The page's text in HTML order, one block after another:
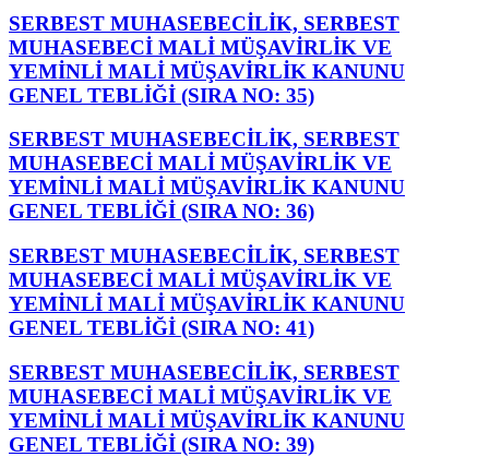
SERBEST MUHASEBECİLİK, SERBEST
MUHASEBECİ MALİ MÜŞAVİRLİK VE
YEMİNLİ MALİ MÜŞAVİRLİK KANUNU
GENEL TEBLİĞİ (SIRA NO: 35)
SERBEST MUHASEBECİLİK, SERBEST
MUHASEBECİ MALİ MÜŞAVİRLİK VE
YEMİNLİ MALİ MÜŞAVİRLİK KANUNU
GENEL TEBLİĞİ (SIRA NO: 36)
SERBEST MUHASEBECİLİK, SERBEST
MUHASEBECİ MALİ MÜŞAVİRLİK VE
YEMİNLİ MALİ MÜŞAVİRLİK KANUNU
GENEL TEBLİĞİ (SIRA NO: 41)
SERBEST MUHASEBECİLİK, SERBEST
MUHASEBECİ MALİ MÜŞAVİRLİK VE
YEMİNLİ MALİ MÜŞAVİRLİK KANUNU
GENEL TEBLİĞİ (SIRA NO: 39)